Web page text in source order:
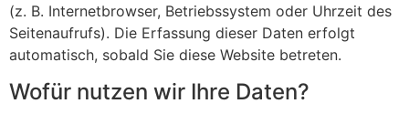
(z. B. Internetbrowser, Betriebssystem oder Uhrzeit des
Seitenaufrufs). Die Erfassung dieser Daten erfolgt
automatisch, sobald Sie diese Website betreten.
Wofür nutzen wir Ihre Daten?